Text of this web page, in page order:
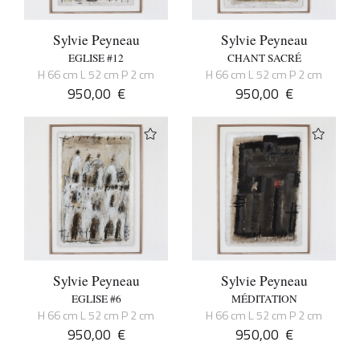
Sylvie Peyneau
EGLISE #12
H 66 cm L 52 cm P 2 cm
950,00 €
Sylvie Peyneau
CHANT SACRÉ
H 66 cm L 52 cm P 2 cm
950,00 €
Sylvie Peyneau
EGLISE #6
H 66 cm L 52 cm P 2 cm
950,00 €
Sylvie Peyneau
MÉDITATION
H 66 cm L 52 cm P 2 cm
950,00 €